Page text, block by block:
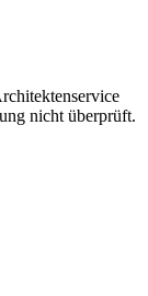
nicht überprüft.